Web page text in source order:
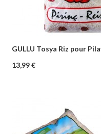
GULLU Tosya Riz pour
Prix
13,99 €
– + Ajouter